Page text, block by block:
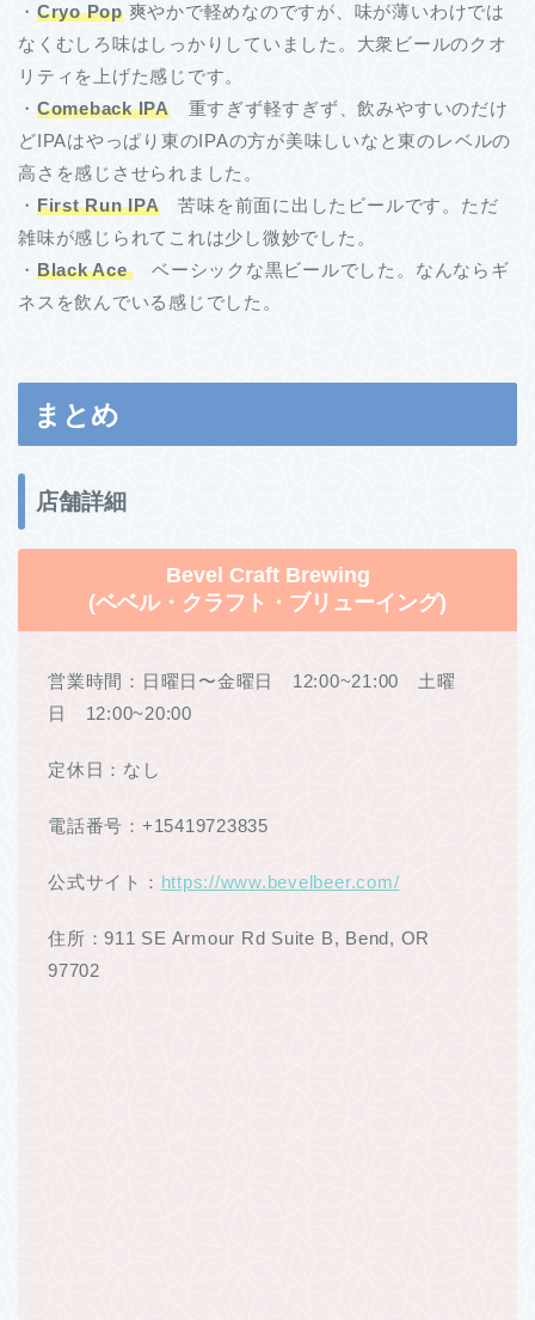
・ Cryo Pop爽やかで軽めなのですが、味が薄いわけでは
なくむしろ味はしっかりしていました。大衆ビールのクオ
リティを上げた感じです。
・ Comeback IPA重すぎず軽すぎず、飲みやすいのだけ
どIPAはやっぱり東のIPAの方が美味しいなと東のレベルの
高さを感じさせられました。
・ First Run IPA苦味を前面に出したビールです。ただ
雑味が感じられてこれは少し微妙でした。
・ Black Ace ベーシックな黒ビールでした。なんならギ
ネスを飲んでいる感じでした。
まとめ
店舗詳細
Bevel Craft Brewing
(ベベル・クラフト・ブリューイング)
営業時間：日曜日〜金曜日 12:00~21:00 土曜
日 12:00~20:00
定休日：なし
電話番号：+15419723835
公式サイト： https://www.bevelbeer.com/
住所：911 SE Armour Rd Suite B, Bend, OR
97702